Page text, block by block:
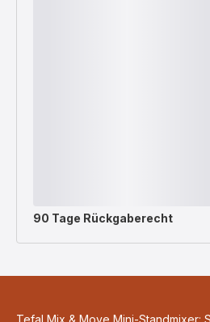
90 Tage Rückgaberecht
Tefal Mix & Move Mini-Standmixer: